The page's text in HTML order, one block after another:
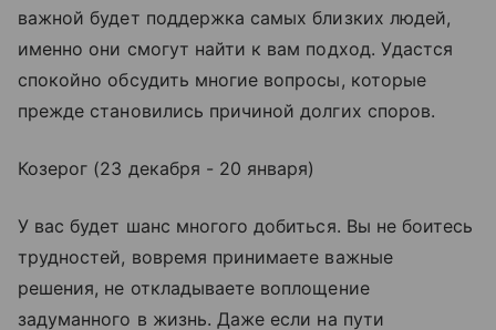
важной будет поддержка самых близких людей,
именно они смогут найти к вам подход. Удастся
спокойно обсудить многие вопросы, которые
прежде становились причиной долгих споров.
Козерог (23 декабря - 20 января)
У вас будет шанс многого добиться. Вы не боитесь
трудностей, вовремя принимаете важные
решения, не откладываете воплощение
задуманного в жизнь. Даже если на пути